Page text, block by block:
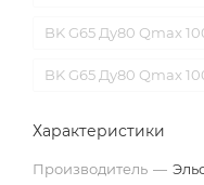
BK G65 Ду80 Qmax
BK G65 Ду80 Qmax
Характеристики
Производитель —